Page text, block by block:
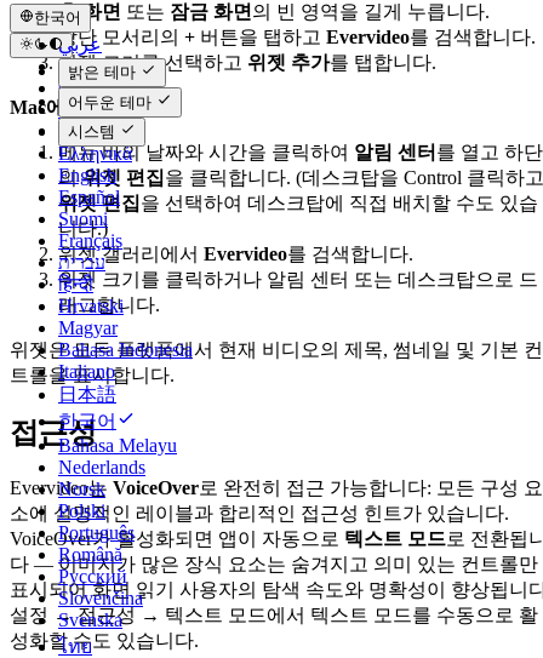
한국어
عربي
Català
Čeština
Dansk
Deutsch
Ελληνικά
English
Español
Suomi
Français
עברית
हिन्दी
Hrvatski
Magyar
Bahasa Indonesia
Italiano
日本語
한국어
Bahasa Melayu
Nederlands
Norsk
Polski
Português
Română
Русский
Slovenčina
Svenska
ไทย
밝은 테마
어두운 테마
시스템
홈 화면 또는 잠금 화면 의 빈 영역을 길게 누릅니다.
상단 모서리의 + 버튼을 탭하고 Evervideo를 검색합니다.
위젯 크기를 선택하고 위젯 추가를 탭합니다.
Mac에서
메뉴 바의 날짜와 시간을 클릭하여 알림 센터 를 열고 하단
의위젯 편집을 클릭합니다. (데스크탑을 Control 클릭하고
위젯 편집을 선택하여 데스크탑에 직접 배치할 수도 있습
니다.)
위젯 갤러리에서 Evervideo를 검색합니다.
위젯 크기를 클릭하거나 알림 센터 또는 데스크탑으로 드
래그합니다.
위젯은 모든 플랫폼에서 현재 비디오의 제목, 썸네일 및 기본 컨
트롤을 표시합니다.
접근성
Evervideo는 VoiceOver로 완전히 접근 가능합니다: 모든 구성 요
소에 설명적인 레이블과 합리적인 접근성 힌트가 있습니다.
VoiceOver가 활성화되면 앱이 자동으로 텍스트 모드로 전환됩
다 — 이미지가 많은 장식 요소는 숨겨지고 의미 있는 컨트롤만
표시되어 화면 읽기 사용자의 탐색 속도와 명확성이 향상됩니
설정 → 접근성 → 텍스트 모드에서 텍스트 모드를 수동으로 활
성화할 수도 있습니다.